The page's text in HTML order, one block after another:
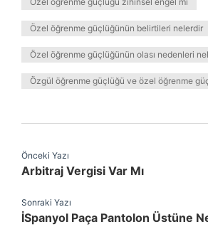
Özel öğrenme güçlüğünün belirtileri nelerdir
Özel öğrenme güçlüğünün olası nedenleri
Özgül öğrenme güçlüğü ve özel öğrenme
Önceki Yazı
Arbitraj Vergisi Var Mı
Sonraki Yazı
İSpanyol Paça Pantolon Üstüne